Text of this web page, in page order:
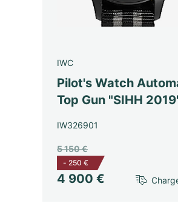
IWC
Pilot's Watch
Top Gun "SIHH
IW326901
4 900 €
5 150 €
- 250 €